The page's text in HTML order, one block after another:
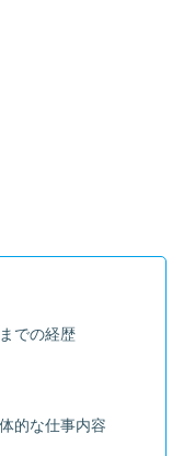
での経歴
的な仕事内容